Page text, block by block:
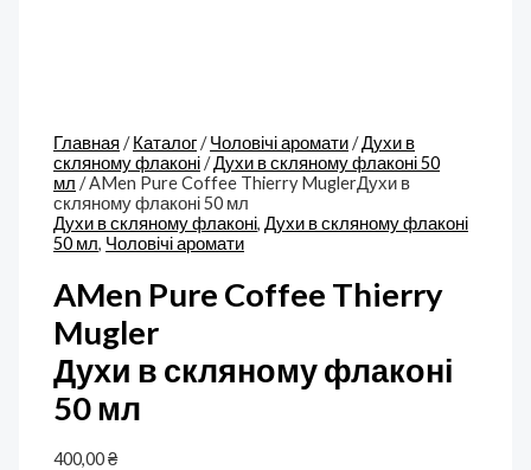
Главная /Каталог/Чоловічі аромати/Духи в
скляному флаконі/Духи в скляному флаконі 50
мл / AMen Pure Coffee Thierry MuglerДухи в
скляному флаконі 50 мл
Духи в скляному флаконі,Духи в скляному флаконі
50 мл, Чоловічі аромати
AMen Pure Coffee Thierry
Mugler
Духи в скляному флаконі
50 мл
400,00₴